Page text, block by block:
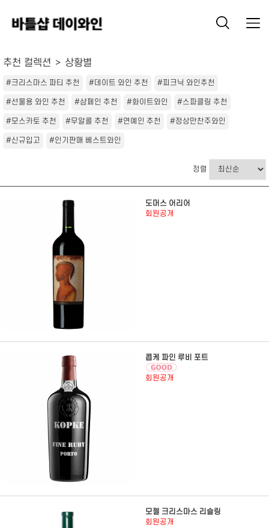
추천 컬렉션 상황별
#크리스마스 파티 추천 #데이트 와인 추천 #피크닉 와인추천
#선물용 와인 추천 #샴페인 추천 #화이트와인 #스파클링 추천
#모스카토 추천 #무알콜 추천 #연예인 추천 #정상만찬주와인
#신규입고 #인기판매 베스트와인
정렬
도머스 어리어
회원공개
콥케 파인 루비 포트
회원공개
모젤 크리스마스 리슬링
회원공개